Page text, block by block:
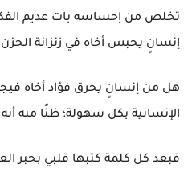
تخلص من إحساسه بات عديم
إنسانٍ يحبس أخاه في زنزانة الحزن
هل من إنسانٍ يحرق فؤاد أخاه
الإنسانية بكل سهولة؛ ظنًا منه
فبعد كل كلمة كتبها قلبي بحبر